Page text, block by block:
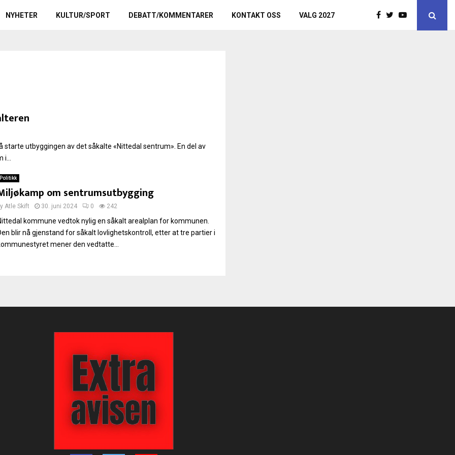
NYHETER KULTUR/SPORT DEBATT/KOMMENTARER KONTAKT OSS VALG 2027
utbyggingen av det såkalte «Nittedal sentrum». En del av
Politikk
om sentrumsutbygging
Atle Skift 30. juni 2024 0 242
kommune vedtok nylig en såkalt arealplan for kommunen.
blir nå gjenstand for såkalt lovlighetskontroll, etter at tre partier i
mener den vedtatte...